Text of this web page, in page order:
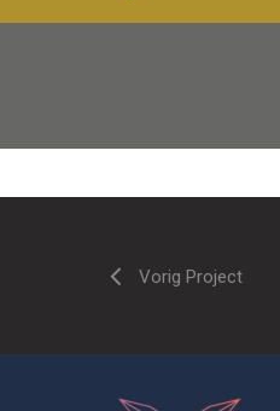
Vorig Project